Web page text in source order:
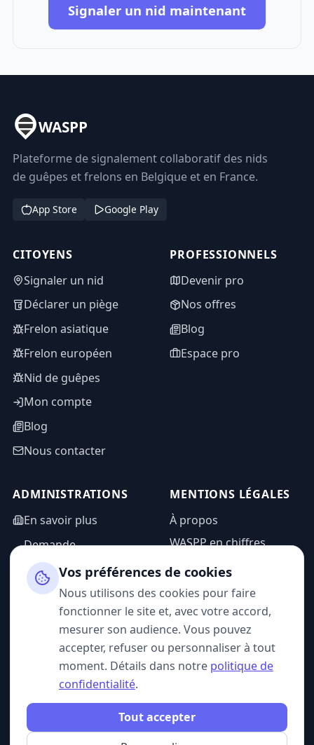
Signaler un nid maintenant
WASPP
Plateforme de signalement collaboratif des nids
de guêpes et frelons en Belgique et en France.
App Store Google Play
CITOYENS
Signaler un nid
Déclarer un piège
Frelon asiatique
Frelon européen
Nid de guêpes
Mon compte
Blog
Nous contacter
PROFESSIONNELS
Devenir pro
Nos offres
Blog
Espace pro
ADMINISTRATIONS
En savoir plus
Demande
d'information
Espace admin
MENTIONS LÉGALES
À propos
WASPP en chiffres
Mentions légales
Politique de
confidentialité
CGU
SUIVEZ-NOUS
Vos préférences de cookies
Nous utilisons des cookies pour faire
fonctionner le site et, avec votre accord,
mesurer son audience. Vous pouvez
accepter, refuser ou personnaliser à tout
moment. Détails dans notre politique de
confidentialité.
Tout accepter